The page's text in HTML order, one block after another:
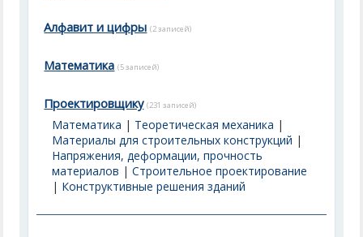
Алфавит и цифры (2 записей)
Математика (5 записей)
Проектировщику (231 записей)
Математика | Теоретическая механика |
Материалы для строительных конструкций |
Напряжения, деформации, прочность
материалов |Строительное проектирование
| Конструктивные решения зданий